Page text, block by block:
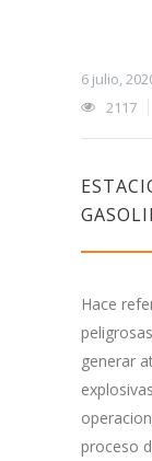
6 julio,
2117
Hace
generar
proceso